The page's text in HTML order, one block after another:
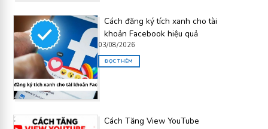
Cách đăng ký tích xanh cho tài
khoản Facebook hiệu quả
03/08/2026
ĐỌC THÊM
Cách Tăng View YouTube